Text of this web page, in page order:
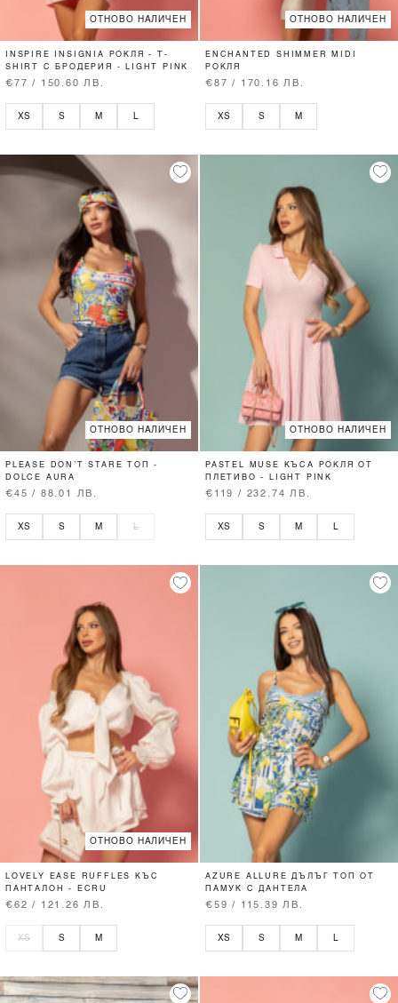
ОТНОВО НАЛИЧЕН
INSPIRE INSIGNIA РОКЛЯ - T-
SHIRT С БРОДЕРИЯ - LIGHT PINK
€77 / 150.60 ЛВ.
XS S M
ОТНОВО НАЛИЧЕН
ENCHANTED SHIMMER MIDI
РОКЛЯ
€87 / 170.16 ЛВ.
XS S M
ОТНОВО НАЛИЧЕН
PLEASE DON’T STARE ТОП -
DOLCE AURA
€45 / 88.01 ЛВ.
XS S M L
ОТНОВО НАЛИЧЕН
PASTEL MUSE КЪСА РОКЛЯ ОТ
ПЛЕТИВО - LIGHT PINK
€119 / 232.74 ЛВ.
XS S M L
ОТНОВО НАЛИЧЕН
LOVELY EASE RUFFLES КЪС
ПАНТАЛОН - ECRU
€62 / 121.26 ЛВ.
XS S M
AZURE ALLURE ДЪЛЪГ ТОП ОТ
ПАМУК С ДАНТЕЛА
€59 / 115.39 ЛВ.
XS S M